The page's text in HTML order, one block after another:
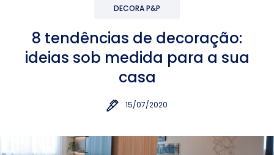
DECORA P&P
8 tendências de decoração:
ideias sob medida para a sua
casa
15/07/2020